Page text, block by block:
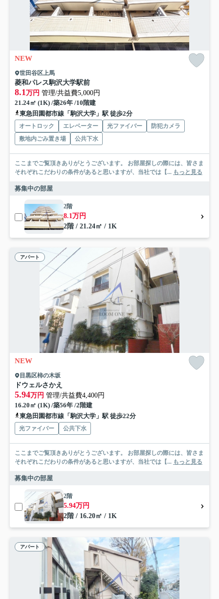
NEW
世田谷区上馬
菱和パレス駒沢大学駅前
8.1万円 管理/共益費5,000円
21.24㎡ (1K) /築26年 /10階建
東急田園都市線「駒沢大学」駅 徒歩2分
オートロック エレベーター 光ファイバー
防犯カメラ
敷地内ごみ置き場
公共下水
ここまでご覧頂きありがとうございます。 お部屋探しの際には、皆さま
それぞれこだわりの条件があると思いますが、当社では【... もっと見る
募集中の部屋
2階
8.1万円
2階 / 21.24㎡ / 1K
アパート
NEW
目黒区柿の木坂
ドウェルさかえ
5.94万円 管理/共益費4,400円
16.20㎡ (1K) /築56年 /2階建
東急田園都市線「駒沢大学」駅 徒歩22分
光ファイバー 公共下水
ここまでご覧頂きありがとうございます。 お部屋探しの際には、皆さま
それぞれこだわりの条件があると思いますが、当社では【... もっと見る
募集中の部屋
2階
5.94万円
2階 / 16.20㎡ / 1K
アパート